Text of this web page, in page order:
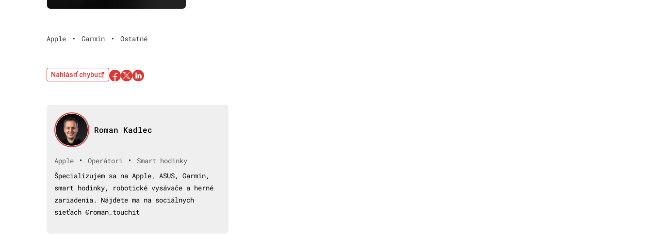
Apple • Garmin • Ostatné
Nahlásiť chybu
Roman Kadlec
Apple • Operátori •
Smart hodinky
Špecializujem sa na Apple, ASUS, Garmin,
smart hodinky, robotické vysávače a herné
zariadenia. Nájdete ma na sociálnych
sieťach @roman_touchit